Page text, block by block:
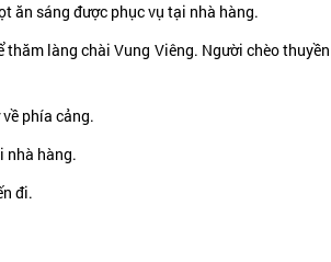
ăn sáng được phục vụ tại nhà hàng.
thăm làng chài Vung Viêng. Người chèo
phía cảng.
nhà hàng.
đi.